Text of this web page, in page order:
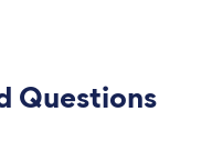
Questions